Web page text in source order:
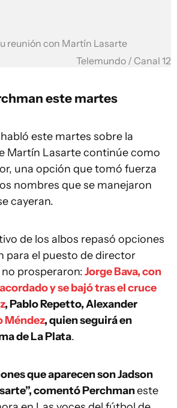
reunión con Martín Lasarte
Telemundo / Canal 12
este martes
este martes sobre la
Martín Lasarte continúe como
una opción que tomó fuerza
nombres que se manejaron
cayeran.
de los albos repasó opciones
para el puesto de director
prosperaron:Jorge Bava, con
y se bajó tras el cruce
, Pablo Repetto, Alexander
Méndez, quien seguirá en
de La Plata.
que aparecen son Jadson
comentó Perchmaneste